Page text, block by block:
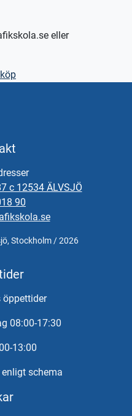
eller
c 12534 ÄLVSJÖ
90
Stockholm / 2026
öppettider
08:00-17:30
13:00
schema